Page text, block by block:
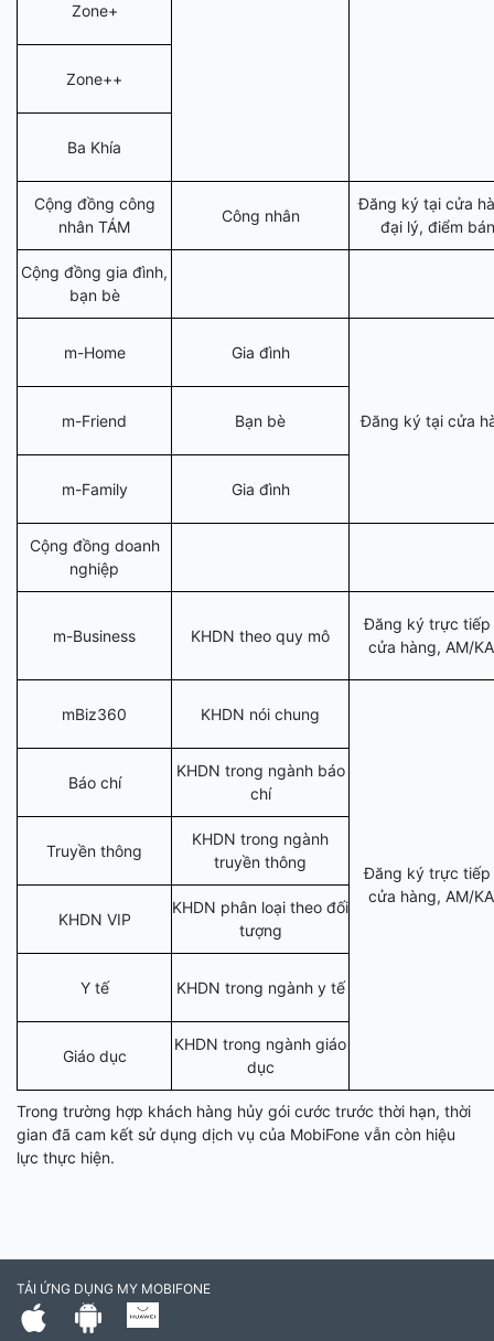
Zone+
Zone++
Ba Khía
Cộng đồng công
nhân TÁM
Công nhân
Đăng ký tại cửa
đại lý, điểm bán
Cộng đồng gia đình,
bạn bè
m-Home Gia đình
Đăng ký tại cửa
m-Friend Bạn bè
m-Family Gia đình
Cộng đồng doanh
nghiệp
m-Business KHDN theo quy mô
Đăng ký trực tiếp
cửa hàng, AM/
mBiz360 KHDN nói chung
Đăng ký trực tiếp
cửa hàng, AM/
Báo chí
KHDN trong ngành báo
chí
Truyền thông
KHDN trong ngành
truyền thông
KHDN VIP
KHDN phân loại theo đối
tượng
Y tế KHDN trong ngành y tế
Giáo dục
KHDN trong ngành giáo
dục
Trong trường hợp khách hàng hủy gói cước trước thời hạn, thời
gian đã cam kết sử dụng dịch vụ của MobiFone vẫn còn hiệu
lực thực hiện.
TẢI ỨNG DỤNG MY MOBIFONE